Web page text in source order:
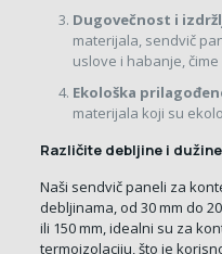
Dugovečnost i
materijala, sendvič
uslove i habanje,
Ekološka
materijala koji su
Različite debljine i
Naši sendvič paneli za
debljinama, od 30 mm do
ili 150 mm, idealni su za
termoizolaciju, što je